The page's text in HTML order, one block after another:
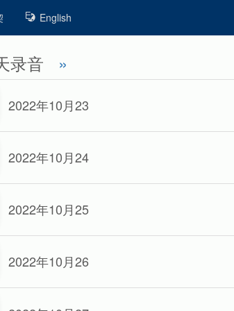
English
录音 »
2022年10月23
2022年10月24
2022年10月25
2022年10月26